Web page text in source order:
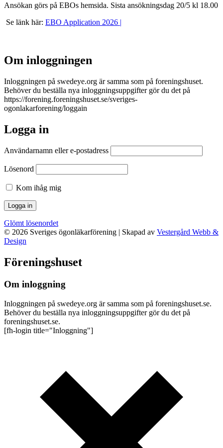
Ansökan görs på EBOs hemsida. Sista ansökningsdag 20/5 kl 18.00
Se länk här: EBO Application 2026 |
Om inloggningen
Inloggningen på swedeye.org är samma som på foreningshuset.
Behöver du beställa nya inloggningsuppgifter gör du det på
https://forening.foreningshuset.se/sveriges-
ogonlakarforening/loggain
Logga in
Användarnamn eller e‑postadress
Lösenord
Kom ihåg mig
Glömt lösenordet
© 2026 Sveriges ögonläkarförening | Skapad av Vestergård Webb &
Design
Föreningshuset
Om inloggning
Inloggningen på swedeye.org är samma som på foreningshuset.se.
Behöver du beställa nya inloggningsuppgifter gör du det på
foreningshuset.se.
[fh-login title="Inloggning"]